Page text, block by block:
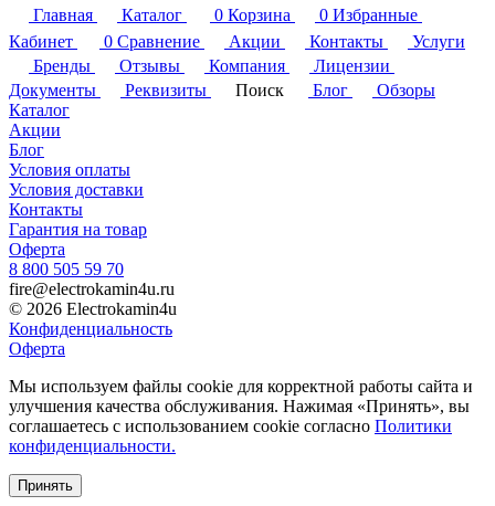
Главная
Каталог 0 Корзина 0 Избранные
Кабинет
0 Сравнение Акции Контакты
Услуги
Бренды
Отзывы Компания
Лицензии
Документы
Реквизиты Поиск Блог
Обзоры
Каталог
Акции
Блог
Условия оплаты
Условия доставки
Контакты
Гарантия на товар
Оферта
8 800 505 59 70
fire@electrokamin4u.ru
© 2026 Electrokamin4u
Конфиденциальность
Оферта
Мы используем файлы cookie для корректной работы сайта и
улучшения качества обслуживания. Нажимая «Принять», вы
соглашаетесь с использованием cookie согласно Политики
конфиденциальности.
Принять